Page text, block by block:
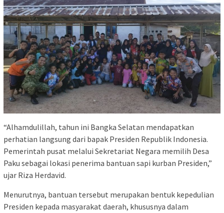
“Alhamdulillah, tahun ini Bangka Selatan mendapatkan
perhatian langsung dari bapak Presiden Republik Indonesia.
Pemerintah pusat melalui Sekretariat Negara memilih Desa
Paku sebagai lokasi penerima bantuan sapi kurban Presiden,”
ujar Riza Herdavid.
Menurutnya, bantuan tersebut merupakan bentuk kepedulian
Presiden kepada masyarakat daerah, khususnya dalam